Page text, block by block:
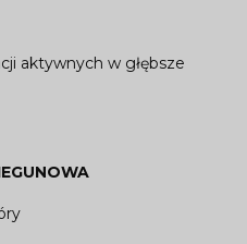
aktywnych w głębsze